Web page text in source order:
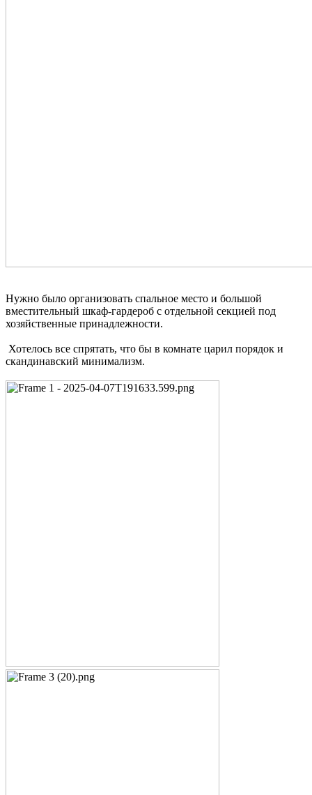
Нужно было организовать спальное место и большой
вместительный шкаф-гардероб с отдельной секцией под
хозяйственные принадлежности.
Хотелось все спрятать, что бы в комнате царил порядок и
скандинавский минимализм.